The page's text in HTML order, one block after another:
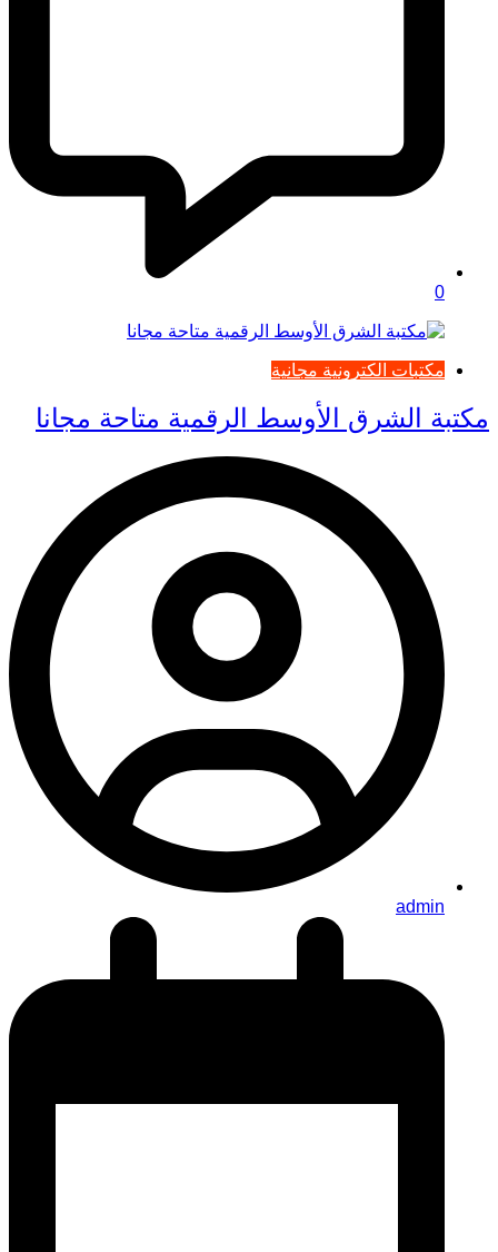
0
مكتبات الكترونية مجانية
مكتبة الشرق الأوسط الرقمية متاحة مجانا
admin